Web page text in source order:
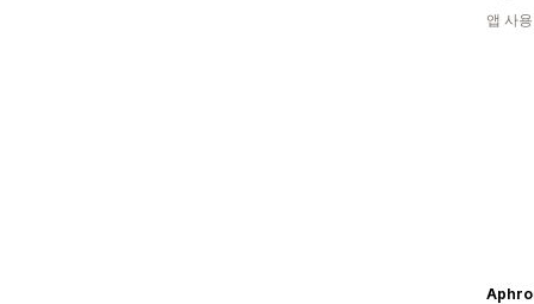
앱 사